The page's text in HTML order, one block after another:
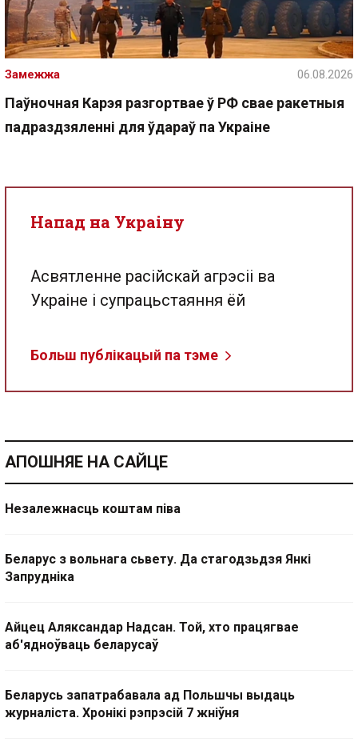
Паўночная Карэя разгортвае ў РФ свае ракетныя
падраздзяленні для ўдараў па Украіне
Замежжа 06.08.2026
Напад на Украіну
Асвятленне расійскай агрэсіі ва
Украіне і супрацьстаяння ёй
Больш публікацый па тэме
АПОШНЯЕ НА САЙЦЕ
Незалежнасць коштам піва
Беларус з вольнага сьвету. Да стагодзьдзя Янкі
Запрудніка
Айцец Аляксандар Надсан. Той, хто працягвае
аб'ядноўваць беларусаў
Беларусь запатрабавала ад Польшчы выдаць
журналіста. Хронікі рэпрэсій 7 жніўня